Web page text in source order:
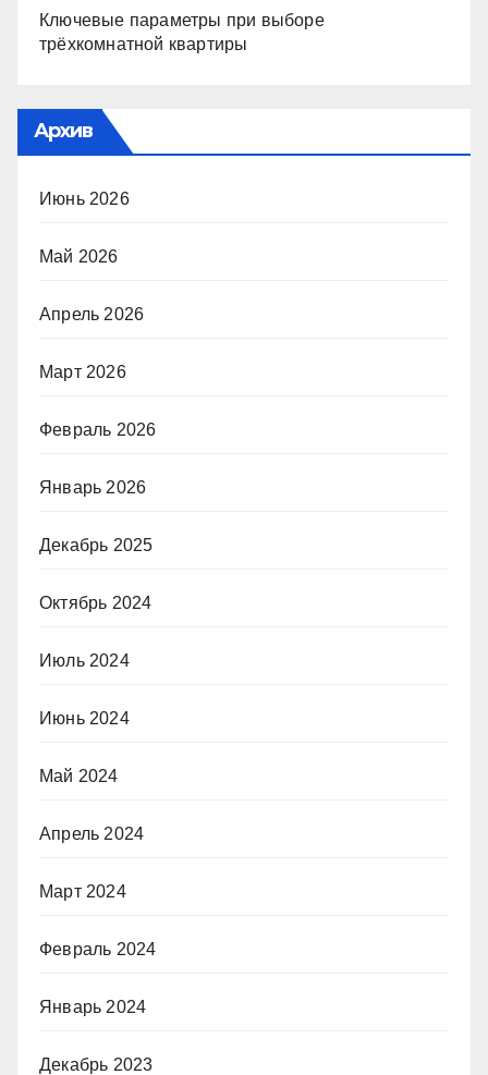
Ключевые параметры при выборе
трёхкомнатной квартиры
Архив
Июнь 2026
Май 2026
Апрель 2026
Март 2026
Февраль 2026
Январь 2026
Декабрь 2025
Октябрь 2024
Июль 2024
Июнь 2024
Май 2024
Апрель 2024
Март 2024
Февраль 2024
Январь 2024
Декабрь 2023